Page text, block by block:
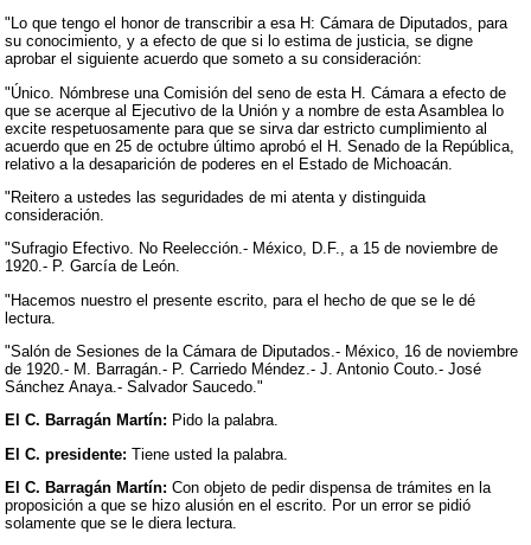
"Lo que tengo el honor de transcribir a esa H: Cámara de Diputados, para
su conocimiento, y a efecto de que si lo estima de justicia, se digne
aprobar el siguiente acuerdo que someto a su consideración:
"Único. Nómbrese una Comisión del seno de esta H. Cámara a efecto de
que se acerque al Ejecutivo de la Unión y a nombre de esta Asamblea lo
excite respetuosamente para que se sirva dar estricto cumplimiento al
acuerdo que en 25 de octubre último aprobó el H. Senado de la República,
relativo a la desaparición de poderes en el Estado de Michoacán.
"Reitero a ustedes las seguridades de mi atenta y distinguida
consideración.
"Sufragio Efectivo. No Reelección.- México, D.F., a 15 de noviembre de
1920.- P. García de León.
"Hacemos nuestro el presente escrito, para el hecho de que se le dé
lectura.
"Salón de Sesiones de la Cámara de Diputados.- México, 16 de noviembre
de 1920.- M. Barragán.- P. Carriedo Méndez.- J. Antonio Couto.- José
Sánchez Anaya.- Salvador Saucedo."
El C. Barragán Martín: Pido la palabra.
El C. presidente: Tiene usted la palabra.
El C. Barragán Martín: Con objeto de pedir dispensa de trámites en la
proposición a que se hizo alusión en el escrito. Por un error se pidió
solamente que se le diera lectura.